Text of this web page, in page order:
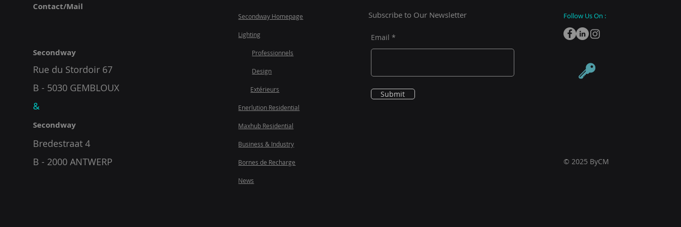
Contact/Mail
Secondway
Rue du Stordoir 67
B - 5030 GEMBLOUX
&
Secondway
Bredestraat 4
B - 2000 ANTWERP
Secondway Homepage
Lighting
Professionnels
Design
Extérieurs
Enerlution Residential
Maxhub Residential
Business & Industry
Bornes de Recharge
News
Subscribe to Our Newsletter
Email
Submit
Follow Us On :
© 2025 ByCM